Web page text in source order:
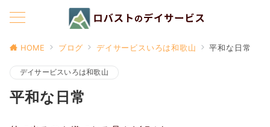
HOME ブログ デイサービスいろは和歌山 平和な日常
デイサービスいろは和歌山
平和な日常